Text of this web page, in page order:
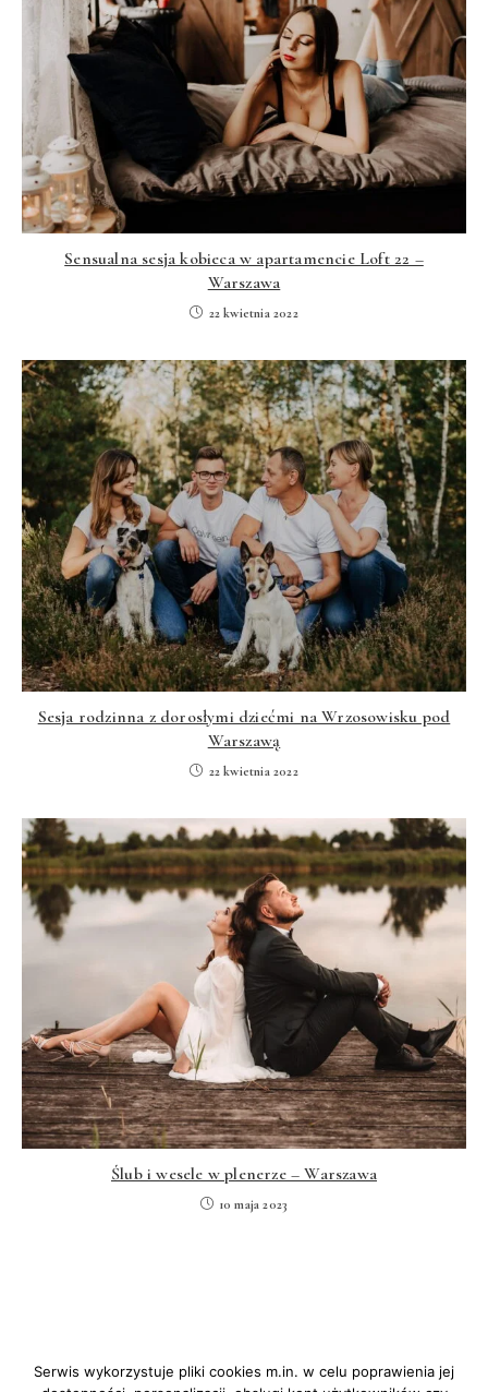
Sensualna sesja kobieca w apartamencie Loft 22 –
Warszawa
22 kwietnia 2022
Sesja rodzinna z dorosłymi dziećmi na Wrzosowisku pod
Warszawą
22 kwietnia 2022
Ślub i wesele w plenerze – Warszawa
10 maja 2023
Serwis wykorzystuje pliki cookies m.in. w celu poprawienia jej